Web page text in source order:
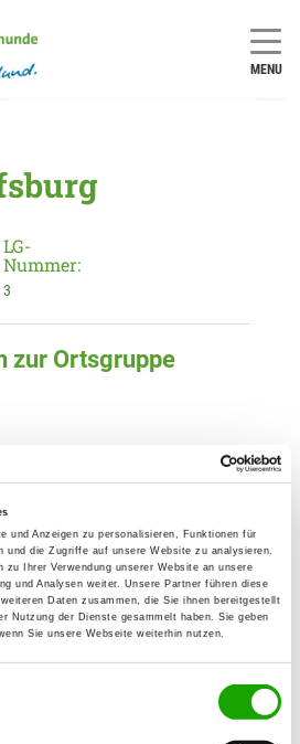
und Anzeigen zu personalisieren, Funktionen für
und die Zugriffe auf unsere Website zu analysieren.
zu Ihrer Verwendung unserer Website an unsere
und Analysen weiter. Unsere Partner führen diese
Daten zusammen, die Sie ihnen bereitgestellt
Nutzung der Dienste gesammelt haben. Sie geben
Sie unsere Webseite weiterhin nutzen.
MENU
LG-
Nummer:
3
zur Ortsgruppe